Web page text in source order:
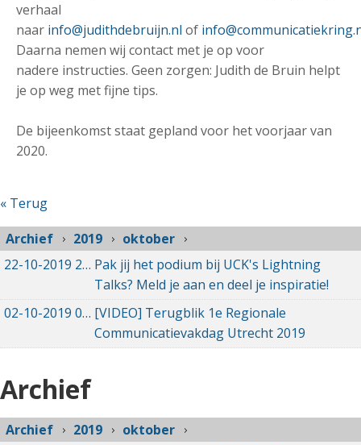
verhaal
naar info@judithdebruijn.nl of
Daarna nemen wij contact met je op voor
nadere instructies. Geen zorgen: Judith de Bruin helpt
je op weg met fijne tips.
De bijeenkomst staat gepland voor het voorjaar van
2020.
« Terug
Archief
2019
oktober
22-10-2019 22-10-2019 13:56
Pak jij het podium bij UCK's Lightning
Talks? Meld je aan en deel je inspiratie!
02-10-2019 02-10-2019 23:02
[VIDEO] Terugblik 1e Regionale
Communicatievakdag Utrecht 2019
Archief
Archief 2019
oktober